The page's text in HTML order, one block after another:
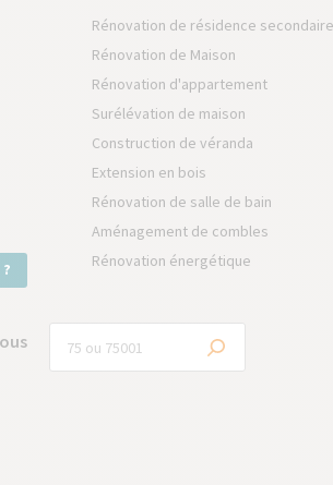
Rénovation de résidence secondaire
Rénovation de Maison
Rénovation d'appartement
Surélévation de maison
Construction de véranda
Extension en bois
Rénovation de salle de bain
Aménagement de combles
Rénovation énergétique